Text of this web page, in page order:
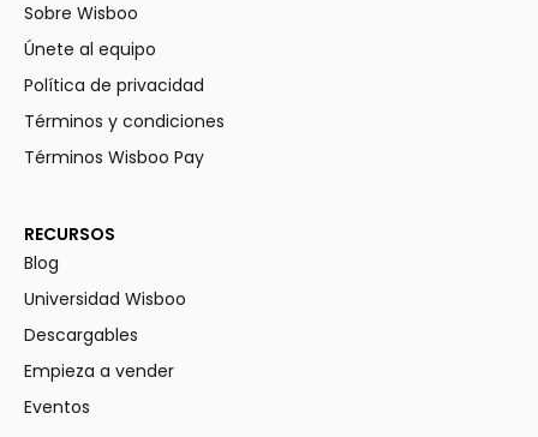
Sobre Wisboo
Únete al equipo
Política de privacidad
Términos y condiciones
Términos Wisboo Pay
RECURSOS
Blog
Universidad Wisboo
Descargables
Empieza a vender
Eventos